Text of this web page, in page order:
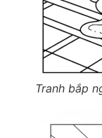
Tranh bắp